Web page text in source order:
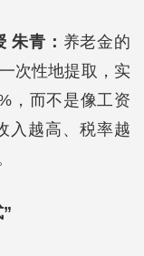
朱青： 养老金的
次性地提取，实
，而不是像工资
入越高、税率越